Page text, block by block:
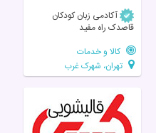
آکادمی زبان کودکان
قاصدک راه مفید
کالا و خدمات
تهران، شهرک غرب